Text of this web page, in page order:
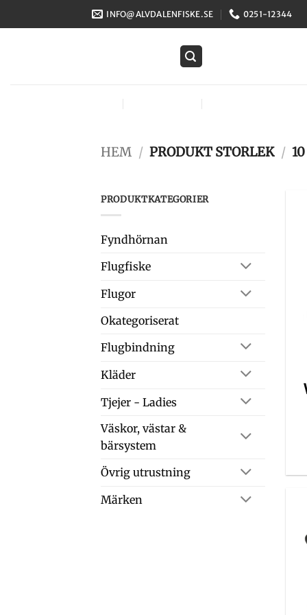
to
INFO@ALVDALENFISKE.SE 0251-12344
HEM / PRODUKT STORLEK / 10
PRODUKTKATEGORIER
Fyndhörnan
Flugfiske
Flugor
Okategoriserat
Flugbindning
Kläder
Tjejer - Ladies
Väskor, västar &
bärsystem
Övrig utrustning
Märken